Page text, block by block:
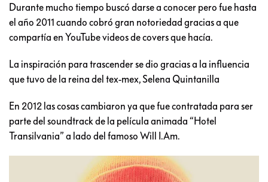
Durante mucho tiempo buscó darse a conocer pero fue hasta
el año 2011 cuando cobró gran notoriedad gracias a que
compartía en YouTube videos de covers que hacía.
La inspiración para trascender se dio gracias a la influencia
que tuvo de la reina del tex-mex, Selena Quintanilla
En 2012 las cosas cambiaron ya que fue contratada para ser
parte del soundtrack de la película animada “Hotel
Transilvania” a lado del famoso Will I.Am.